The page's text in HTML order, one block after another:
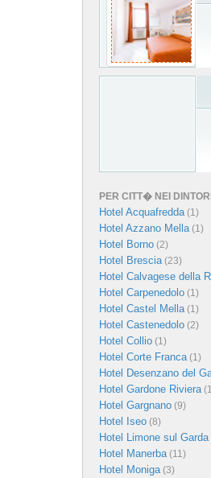
PER CITT� NEI
Hotel Acquafredda(1)
Hotel Azzano Mella(1)
Hotel Borno (2)
Hotel Brescia(23)
Hotel Calvagese della
Hotel Carpenedolo (1)
Hotel Castel Mella(1)
Hotel Castenedolo (2)
Hotel Collio (1)
Hotel Corte Franca(1)
Hotel Desenzano del
Hotel Gardone Riviera
Hotel Gargnano (9)
Hotel Iseo (8)
Hotel Limone sul Garda
Hotel Manerba(11)
Hotel Moniga(3)